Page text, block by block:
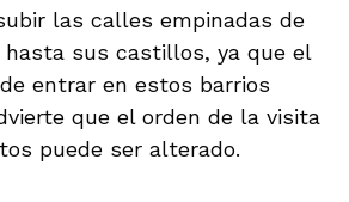
las calles empinadas de
hasta sus castillos, ya que el
entrar en estos barrios
que el orden de la visita
puede ser alterado.